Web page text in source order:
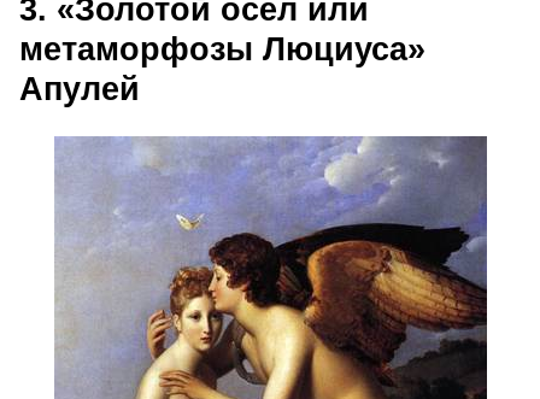
3. «Золотой осел или
метаморфозы Люциуса»
Апулей